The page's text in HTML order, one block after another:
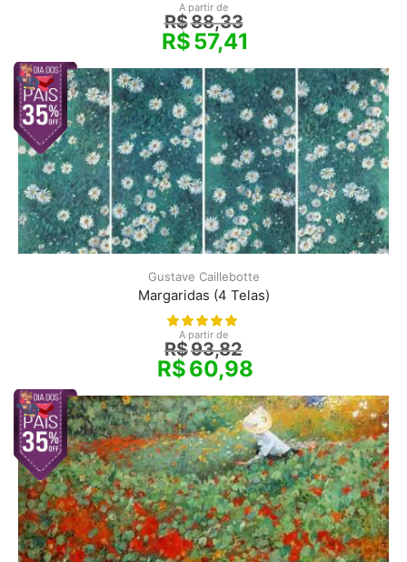
A partir de
R$88,33
R$57,41
Gustave Caillebotte
Margaridas (4 Telas)
A partir de
R$93,82
R$60,98